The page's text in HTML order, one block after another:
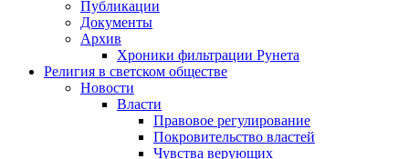
Публикации
Документы
Архив
Хроники фильтрации Рунета
Религия в светском обществе
Новости
Власти
Правовое регулирование
Покровительство властей
Чувства верующих